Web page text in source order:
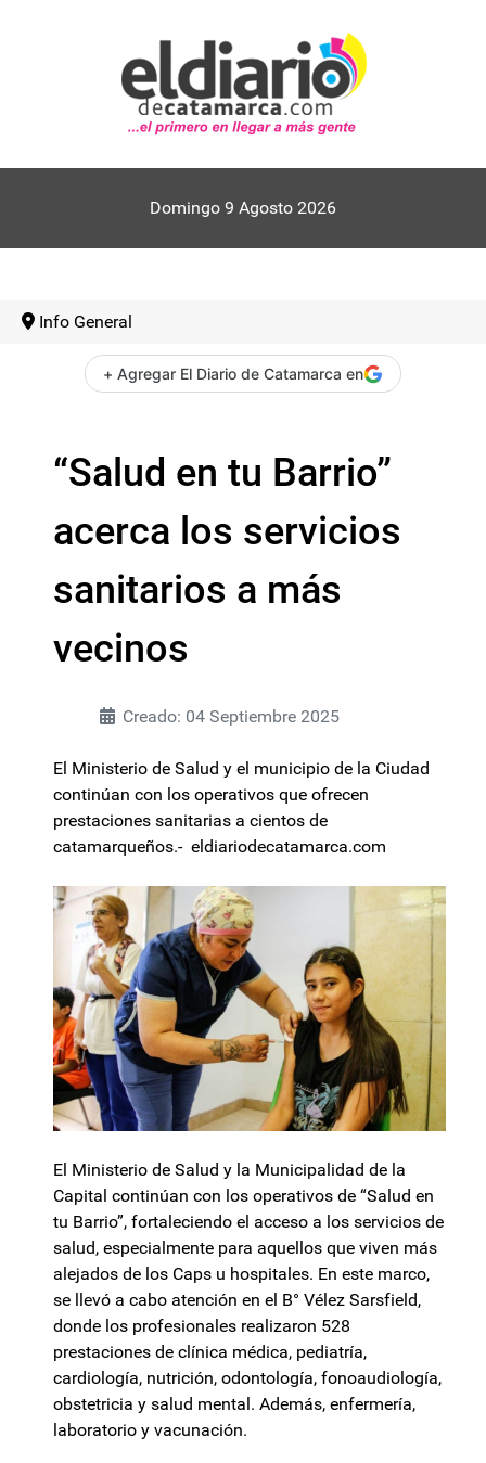
Domingo 9 Agosto 2026
Info General
+ Agregar El Diario de Catamarca en
“Salud en tu Barrio”
acerca los servicios
sanitarios a más
vecinos
Creado: 04 Septiembre 2025
El Ministerio de Salud y el municipio de la Ciudad
continúan con los operativos que ofrecen
prestaciones sanitarias a cientos de
catamarqueños.- eldiariodecatamarca.com
El Ministerio de Salud y la Municipalidad de la
Capital continúan con los operativos de “Salud en
tu Barrio”, fortaleciendo el acceso a los servicios de
salud, especialmente para aquellos que viven más
alejados de los Caps u hospitales. En este marco,
se llevó a cabo atención en el B° Vélez Sarsfield,
donde los profesionales realizaron 528
prestaciones de clínica médica, pediatría,
cardiología, nutrición, odontología, fonoaudiología,
obstetricia y salud mental. Además, enfermería,
laboratorio y vacunación.